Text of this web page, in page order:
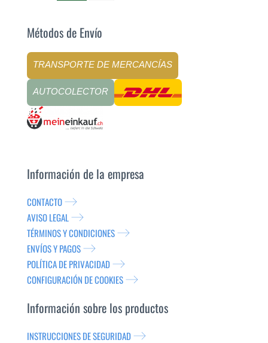
Métodos de Envío
TRANSPORTE DE MERCANCÍAS
AUTOCOLECTOR
Información de la empresa
CONTACTO
AVISO LEGAL
TÉRMINOS Y CONDICIONES
ENVÍOS Y PAGOS
POLÍTICA DE PRIVACIDAD
CONFIGURACIÓN DE COOKIES
Información sobre los productos
INSTRUCCIONES DE SEGURIDAD